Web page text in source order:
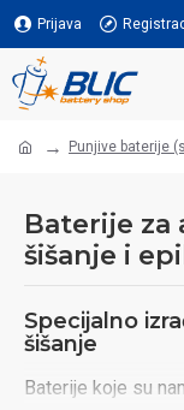
Prijava
Punjive baterije
Baterije za
šišanje i
Specijalno
šišanje
Baterije koje su